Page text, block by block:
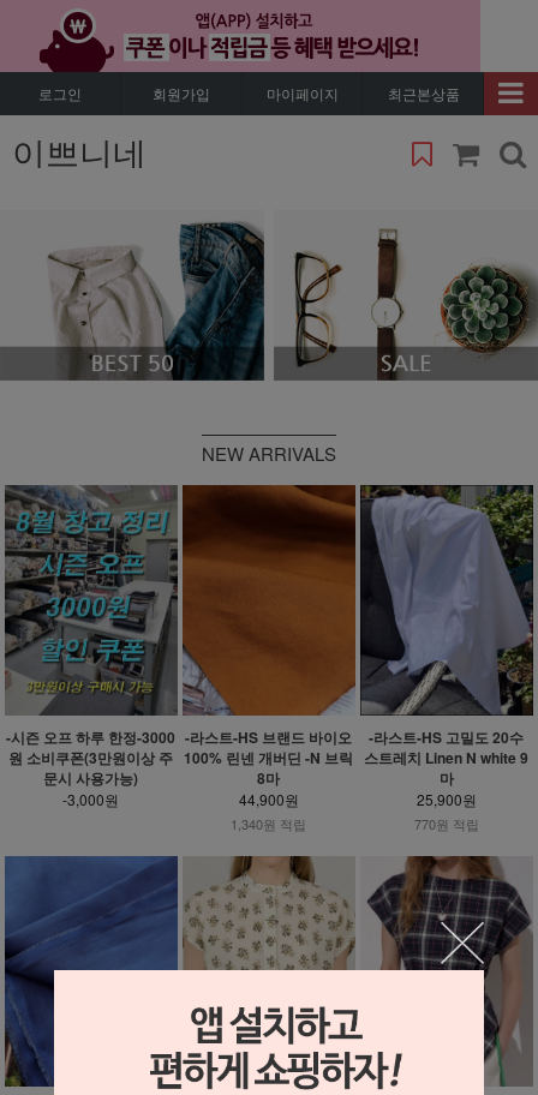
로그인 회원가입 마이페이지 최근본상품
이쁘니네
NEW ARRIVALS
-시즌 오프 하루 한정-3000
원 소비쿠폰(3만원이상 주
문시 사용가능)
-3,000원
-라스트-HS 브랜드 바이오
100% 린넨 개버딘 -N 브릭
8마
44,900원
1,340원 적립
-라스트-HS 고밀도 20수
스트레치 Linen N white 9
마
25,900원
770원 적립